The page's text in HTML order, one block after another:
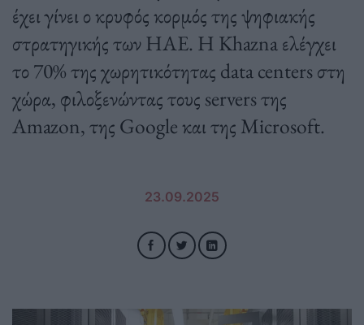
έχει γίνει ο κρυφός κορμός της ψηφιακής
στρατηγικής των ΗΑΕ. Η Khazna ελέγχει
το 70% της χωρητικότητας data centers στη
χώρα, φιλοξενώντας τους servers της
Amazon, της Google και της Microsoft.
23.09.2025